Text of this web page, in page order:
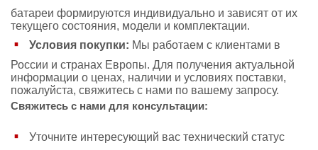
батареи формируются индивидуально и зависят от их
текущего состояния, модели и комплектации.
Условия покупки: Мы работаем с клиентами в
России и странах Европы. Для получения актуальной
информации о ценах, наличии и условиях поставки,
пожалуйста, свяжитесь с нами по вашему запросу.
Свяжитесь с нами для консультации:
Уточните интересующий вас технический статус